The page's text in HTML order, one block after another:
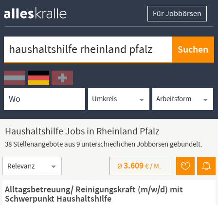
Für Jobbörsen
Ortssuche
Umkreissuche
Arbeitsform
Haushaltshilfe Jobs in Rheinland Pfalz
38 Stellenangebote aus 9 unterschiedlichen Jobbörsen gebündelt.
Sortierung
Ø3.609€ / M.
Alltagsbetreuung/ Reinigungskraft (m/w/d) mit
Schwerpunkt Haushaltshilfe